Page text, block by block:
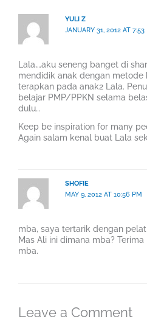
YULI Z
JANUARY 31, 2012 AT 7:53
Lala,…aku seneng banget di
mendidik anak dengan metode
terapkan pada anak2 Lala.
belajar PMP/PPKN selama
dulu…
Keep be inspiration for many
Again salam kenal buat Lala
SHOFIE
MAY 9, 2012 AT 10:56 PM
mba, saya tertarik dengan
Mas Ali ini dimana mba?
mba.
Leave a Comment